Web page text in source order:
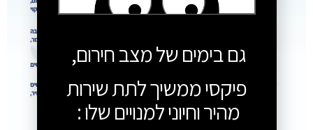
גם בימים של מצב חירום,
פיקסי ממשיך לתת שירות
מהיר וחיוני למנויים שלו :